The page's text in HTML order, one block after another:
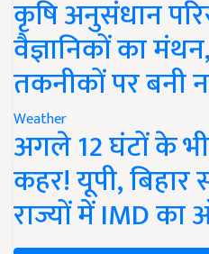
कृषि अनुसंधान
वैज्ञानिकों का
तकनीकों पर बनी
Weather
अगले 12 घंटों के
कहर! यूपी, बिहार
राज्यों में IMD